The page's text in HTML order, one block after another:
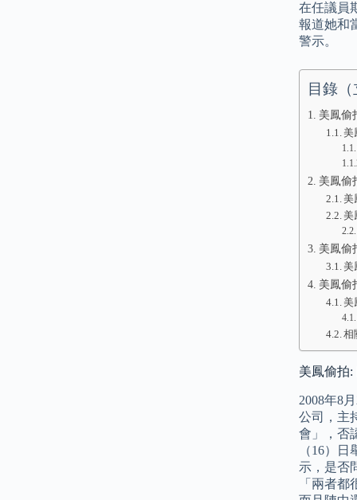
在任議員
報道她和
警示。
目錄（
美鳳偷
美
美鳳偷
美
美
美鳳偷
美
美鳳偷
美
相
美鳳偷拍:
2008年8
公司，主
會」，否
（16）
示，是否
「兩者